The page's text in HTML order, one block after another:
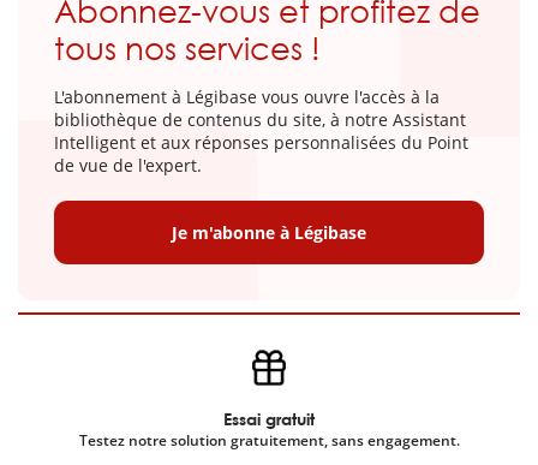
Abonnez-vous et profitez de
tous nos services !
L'abonnement à Légibase vous ouvre l'accès à la
bibliothèque de contenus du site, à notre Assistant
Intelligent et aux réponses personnalisées du Point
de vue de l'expert.
Je m'abonne à Légibase
Essai gratuit
Testez notre solution gratuitement, sans engagement.